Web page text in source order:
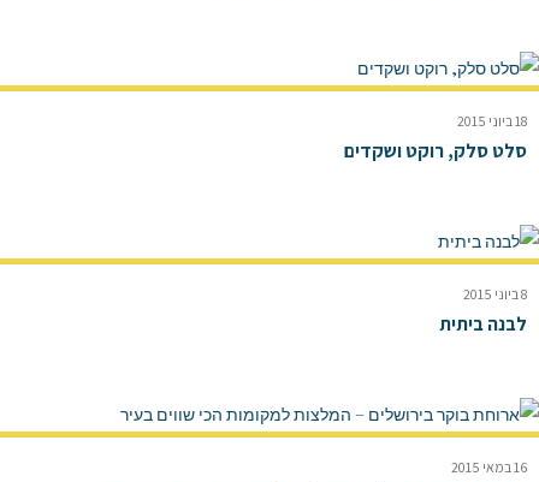
18 ביוני 2015
סלט סלק, רוקט ושקדים
8 ביוני 2015
לבנה ביתית
16 במאי 2015